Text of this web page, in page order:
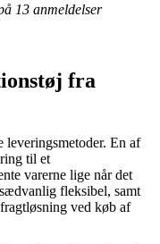
13 anmeldelser
fra
En af
til et
varerne lige når det
fleksibel, samt
ved køb af